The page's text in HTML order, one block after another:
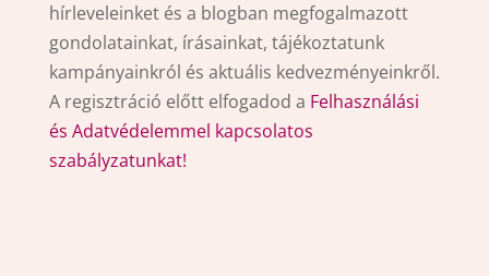
hírleveleinket és a blogban megfogalmazott
gondolatainkat, írásainkat, tájékoztatunk
kampányainkról és aktuális kedvezményeinkről.
A regisztráció előtt elfogadod a Felhasználási
és Adatvédelemmel kapcsolatos
szabályzatunkat!